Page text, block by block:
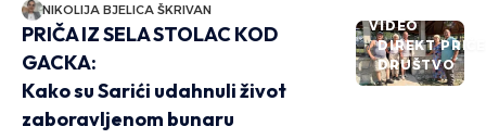
NIKOLIJA BJELICA ŠKRIVAN
VIDEO
DIREKT PRIČE
DRUŠTVO
PRIČA IZ SELA STOLAC KOD
GACKA:
Kako su Sarići udahnuli život
zaboravljenom bunaru